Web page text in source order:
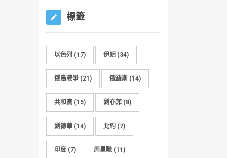
標籤
以色列 (17) 伊朗 (34)
俄烏戰爭 (21) 俄羅斯 (14)
共和黨 (15) 劉亦菲 (8)
劉德華 (14) 北約 (7)
印度 (7) 周星馳 (11)